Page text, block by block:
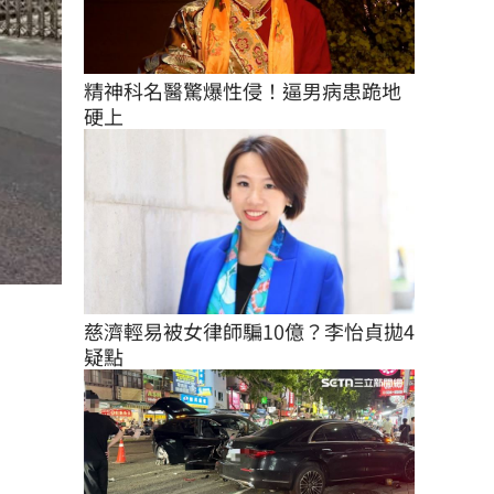
精神科名醫驚爆性侵！逼男病患跪地
硬上
慈濟輕易被女律師騙10億？李怡貞拋4
疑點